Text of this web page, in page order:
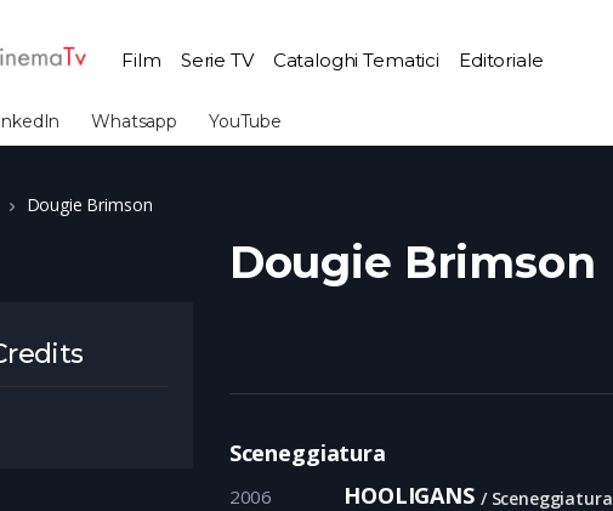
Film Serie TV Cataloghi Tematici Editoriale
Whatsapp YouTube
Dougie Brimson
Dougie Brimson
Sceneggiatura
2006 HOOLIGANS Sceneggiatura